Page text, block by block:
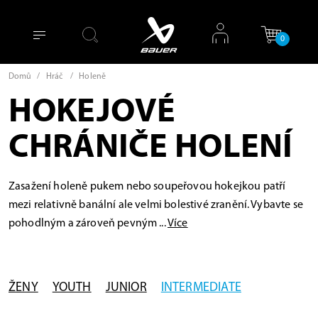
0
Domů / Hráč / Holeně
HOKEJOVÉ
CHRÁNIČE HOLENÍ
Zasažení holeně pukem nebo soupeřovou hokejkou patří
mezi relativně banální ale velmi bolestivé zranění. Vybavte se
pohodlným a zároveň pevným ...Více
ŽENY YOUTH JUNIOR INTERMEDIATE